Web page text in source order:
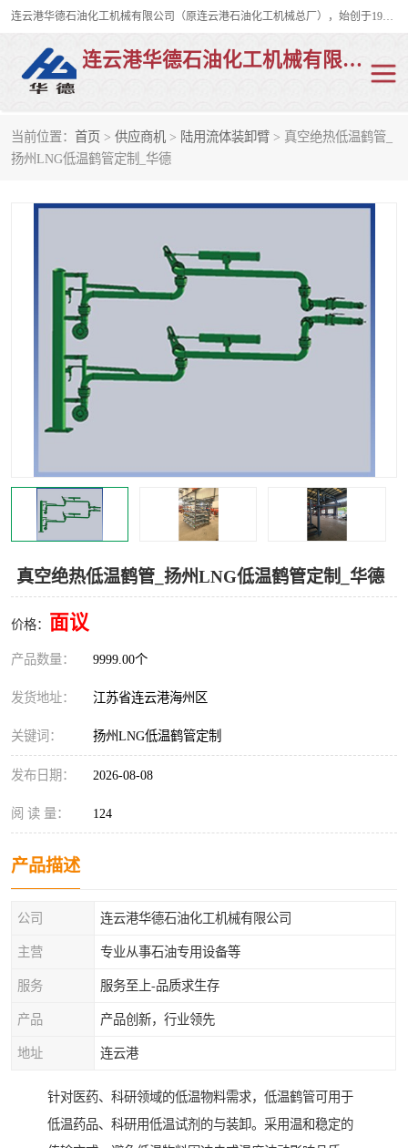
连云港华德石油化工机械有限公司（原连云港石油化工机械总厂），始创于1982年，是从事码头船用流体装卸臂、陆用流体装卸臂（鹤管）、活动梯、钢构平台、定量装车系统等全系列流体装卸设备的设计、制造、销售以及服务的专业供应商。
连云港华德石油化工机械有限公司
当前位置： 首页 > 供应商机 > 陆用流体装卸臂 > 真空绝热低温鹤管_
扬州LNG低温鹤管定制_华德
真空绝热低温鹤管_扬州LNG低温鹤管定制_华德
价格： 面议
产品数量： 9999.00个
发货地址： 江苏省连云港海州区
关键词： 扬州LNG低温鹤管定制
发布日期： 2026-08-08
阅 读 量： 124
产品描述
公司 连云港华德石油化工机械有限公司
主营 专业从事石油专用设备等
服务 服务至上-品质求生存
产品 产品创新，行业领先
地址 连云港
针对医药、科研领域的低温物料需求，低温鹤管可用于
低温药品、科研用低温试剂的与装卸。采用温和稳定的
陆用流体装卸臂
液氨鹤管 液氯鹤管
活动梯
平台栈桥
装车鹤管 输油臂
紧急脱离干式接头
汽车鹤管
底部鹤管 低温鹤管
浮动出油装置